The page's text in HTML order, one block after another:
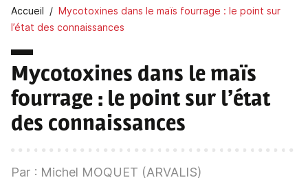
Fil d'Ariane
Accueil
Mycotoxines dans le maïs fourrage : le point sur
l’état des connaissances
Mycotoxines dans le maïs
fourrage : le point sur l’état
des connaissances
Par : Michel MOQUET (ARVALIS)